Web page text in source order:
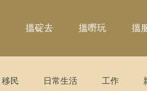
搵碇去 搵嘢玩 搵
移民 日常生活 工作